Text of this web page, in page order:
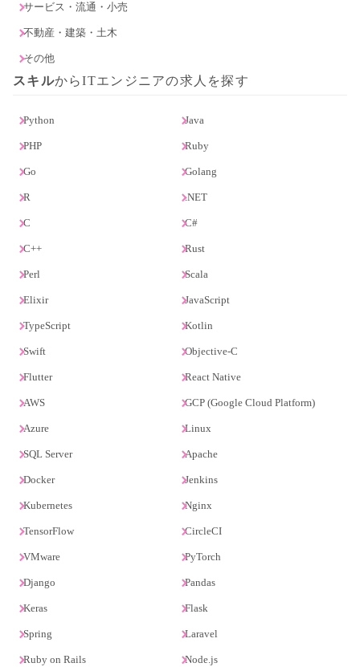
サービス・流通・小売
不動産・建築・土木
その他
スキルからITエンジニアの求人を探す
Python Java
PHP Ruby
Go Golang
R .NET
C C#
C++ Rust
Perl Scala
Elixir JavaScript
TypeScript Kotlin
Swift Objective-C
Flutter React Native
AWS GCP (Google Cloud Platform)
Azure Linux
SQL Server Apache
Docker Jenkins
Kubernetes Nginx
TensorFlow CircleCI
VMware PyTorch
Django Pandas
Keras Flask
Spring Laravel
Ruby on Rails Node.js